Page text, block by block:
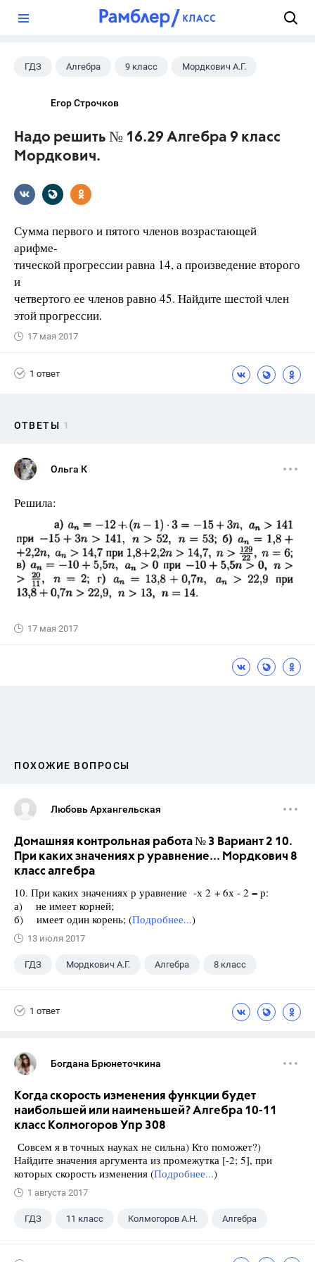
ГДЗ Алгебра 9 класс Мордкович А.Г.
Егор Строчков
Надо решить № 16.29 Алгебра 9 класс
Мордкович.
Сумма первого и пятого членов возрастающей
арифме-
тической прогрессии равна 14, а произведение второго
и
четвертого ее членов равно 45. Найдите шестой член
этой прогрессии.
17 мая 2017
1 ответ
ОТВЕТЫ 1
Ольга К
Решила:
17 мая 2017
ПОХОЖИЕ ВОПРОСЫ
Любовь Архангельская
Домашняя контрольная работа № 3 Вариант 2 10.
При каких значениях р уравнение... Мордкович 8
класс алгебра
10. При каких значениях р уравнение -х 2 + 6х - 2 = р:
а) не имеет корней;
б) имеет один корень; (Подробнее...)
13 июля 2017
ГДЗ Мордкович А.Г. Алгебра 8 класс
1 ответ
Богдана Брюнеточкина
Когда скорость изменения функции будет
наибольшей или наименьшей? Алгебра 10-11
класс Колмогоров Упр 308
Совсем я в точных науках не сильна) Кто поможет?)
Найдите значения аргумента из промежутка [-2; 5], при
которых скорость изменения (Подробнее...)
1 августа 2017
ГДЗ 11 класс Колмогоров А.Н. Алгебра